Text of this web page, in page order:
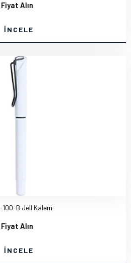
Fiyat Alın
İNCELE
B Jell Kalem
Fiyat Alın
İNCELE